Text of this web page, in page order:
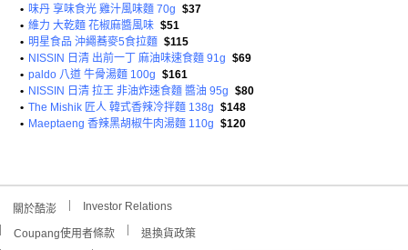
• 味丹 享味食光 雞汁風味麵 70g $37
• 維力 大乾麵 花椒麻醬風味 $51
• 明星食品 沖繩蕎麥5食拉麵 $115
• NISSIN 日清 出前一丁 麻油味速食麵 91g $69
• paldo 八道 牛骨湯麵 100g $161
• NISSIN 日清 拉王 非油炸速食麵 醬油 95g $80
• The Mishik 匠人 韓式香辣冷拌麵 138g $148
• Maeptaeng 香辣黑胡椒牛肉湯麵 110g $120
關於酷澎 Investor Relations
Coupang使用者條款
退換貨政策